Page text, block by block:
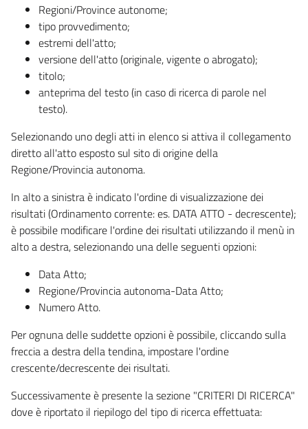
Regioni/Province autonome;
tipo provvedimento;
estremi dell'atto;
versione dell'atto (originale, vigente o abrogato);
titolo;
anteprima del testo (in caso di ricerca di parole nel
testo).
Selezionando uno degli atti in elenco si attiva il collegamento
diretto all'atto esposto sul sito di origine della
Regione/Provincia autonoma.
In alto a sinistra è indicato l'ordine di visualizzazione dei
risultati (Ordinamento corrente: es. DATA ATTO - decrescente);
è possibile modificare l'ordine dei risultati utilizzando il menù in
alto a destra, selezionando una delle seguenti opzioni:
Data Atto;
Regione/Provincia autonoma-Data Atto;
Numero Atto.
Per ognuna delle suddette opzioni è possibile, cliccando sulla
freccia a destra della tendina, impostare l'ordine
crescente/decrescente dei risultati.
Successivamente è presente la sezione "CRITERI DI RICERCA"
dove è riportato il riepilogo del tipo di ricerca effettuata: